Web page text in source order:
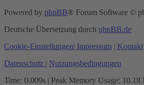
Powered by phpBB® Forum Software ©
Deutsche Übersetzung durch phpBB.de
Cookie-Einstellungen| Impressum | Kontakt
Datenschutz | Nutzungsbedingungen
Time: 0.009s | Peak Memory Usage: